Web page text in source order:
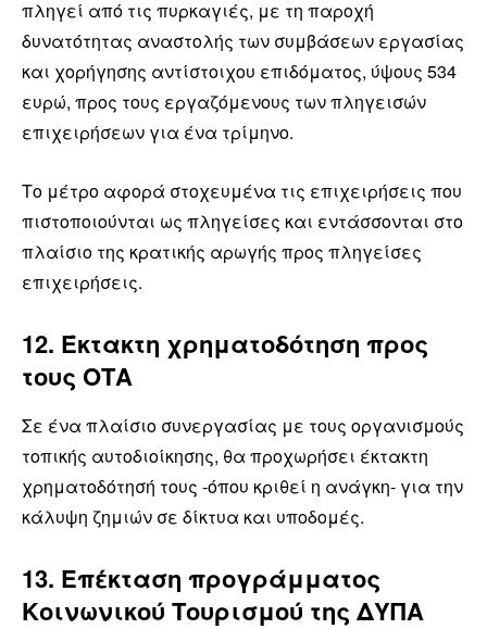
πληγεί από τις πυρκαγιές, με τη παροχή
δυνατότητας αναστολής των συμβάσεων εργασίας
και χορήγησης αντίστοιχου επιδόματος, ύψους 534
ευρώ, προς τους εργαζόμενους των πληγεισών
επιχειρήσεων για ένα τρίμηνο.
Το μέτρο αφορά στοχευμένα τις επιχειρήσεις που
πιστοποιούνται ως πληγείσες και εντάσσονται στο
πλαίσιο της κρατικής αρωγής προς πληγείσες
επιχειρήσεις.
12. Έκτακτη χρηματοδότηση προς
τους ΟΤΑ
Σε ένα πλαίσιο συνεργασίας με τους οργανισμούς
τοπικής αυτοδιοίκησης, θα προχωρήσει έκτακτη
χρηματοδότησή τους -όπου κριθεί η ανάγκη- για την
κάλυψη ζημιών σε δίκτυα και υποδομές.
13. Επέκταση προγράμματος
Κοινωνικού Τουρισμού της ΔΥΠΑ